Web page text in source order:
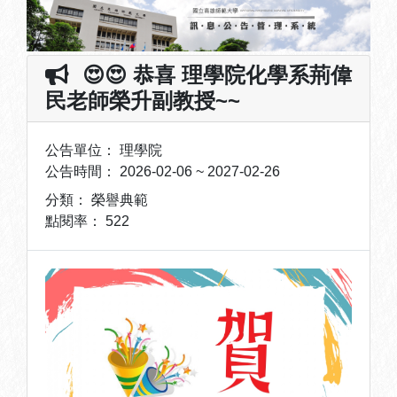
😍😍 恭喜 理學院化學系荊偉
民老師榮升副教授~~
公告單位： 理學院
公告時間： 2026-02-06 ~ 2027-02-26
分類： 榮譽典範
點閱率： 522